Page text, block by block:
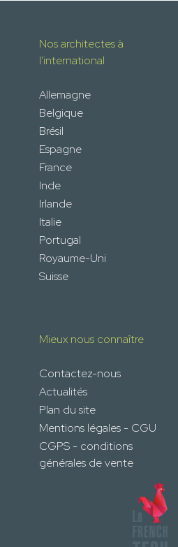
Nos architectes à
l'international
Allemagne
Belgique
Brésil
Espagne
France
Inde
Irlande
Italie
Portugal
Royaume-Uni
Suisse
Mieux nous connaître
Contactez-nous
Actualités
Plan du site
Mentions légales - CGU
CGPS - conditions
générales de vente